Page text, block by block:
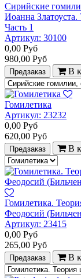
Сирийские
Иоанна
Часть 1
Артикул: 30100
0,00 Руб
980,00 Руб
Предзаказ В
Гомилетика
Артикул: 23232
0,00 Руб
620,00 Руб
Предзаказ В
Гомилетика.
Феодосий
Артикул: 23415
0,00 Руб
265,00 Руб
Предзаказ В